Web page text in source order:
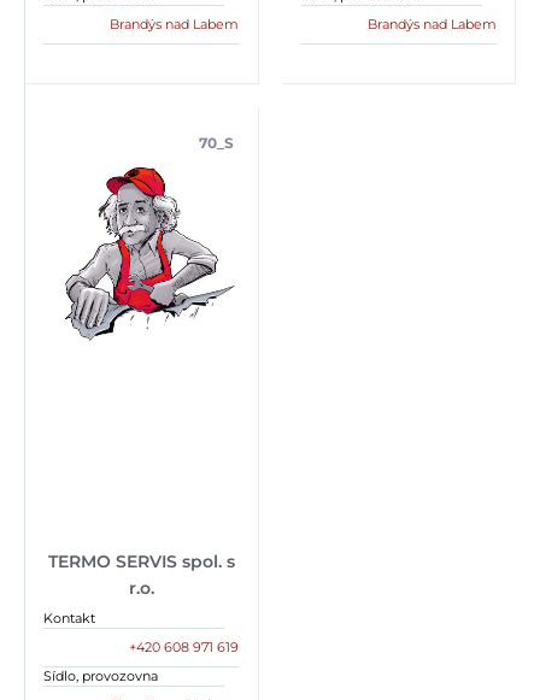
Brandýs nad Labem
Brandýs nad Labem
TERMO SERVIS spol. s
r.o.
70_S
Kontakt
+420 608 971 619
Sídlo, provozovna